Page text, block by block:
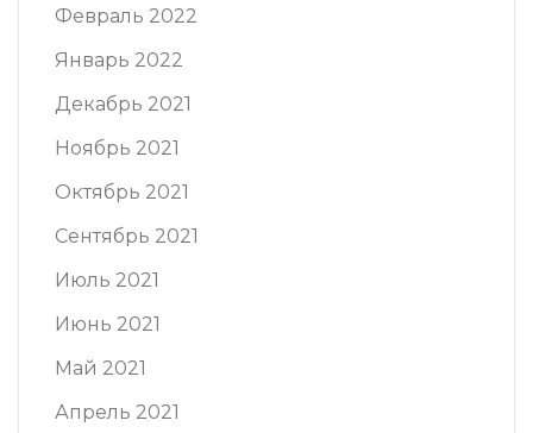
Февраль 2022
Январь 2022
Декабрь 2021
Ноябрь 2021
Октябрь 2021
Сентябрь 2021
Июль 2021
Июнь 2021
Май 2021
Апрель 2021